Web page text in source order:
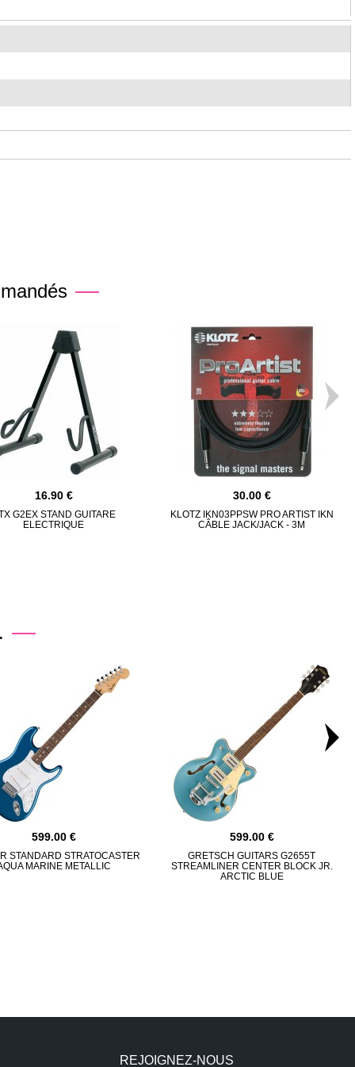
16.90
G2EX STAND GUITARE
ELECTRIQUE
30.00
KLOTZ IKN03PPSW PRO ARTIST IKN
CÂBLE JACK/JACK - 3M
599.00
STANDARD STRATOCASTER
MARINE METALLIC
599.00
GRETSCH GUITARS G2655T
STREAMLINER CENTER BLOCK JR.
ARCTIC BLUE
REJOIGNEZ-NOUS